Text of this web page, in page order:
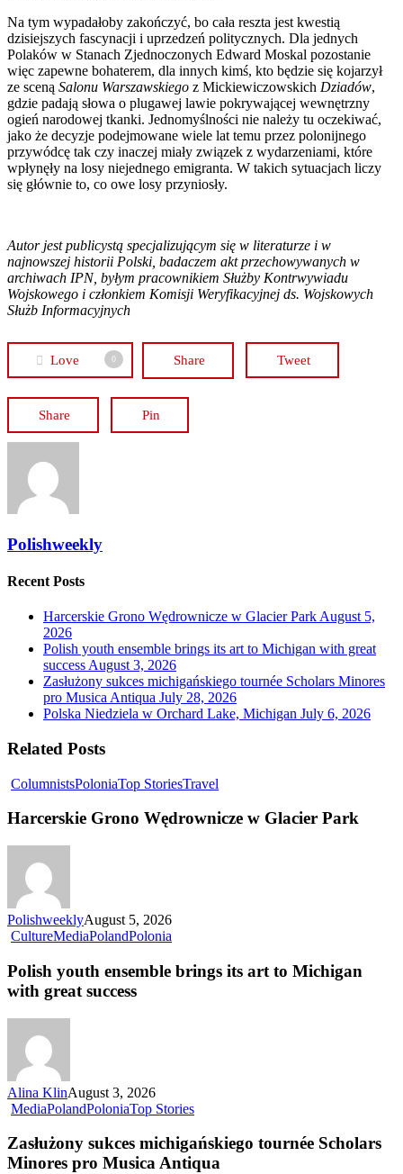
Na tym wypadałoby zakończyć, bo cała reszta jest kwestią
dzisiejszych fascynacji i uprzedzeń politycznych. Dla jednych
Polaków w Stanach Zjednoczonych Edward Moskal pozostanie
więc zapewne bohaterem, dla innych kimś, kto będzie się kojarzył
ze sceną Salonu Warszawskiego z Mickiewiczowskich Dziadów,
gdzie padają słowa o plugawej lawie pokrywającej wewnętrzny
ogień narodowej tkanki. Jednomyślności nie należy tu oczekiwać,
jako że decyzje podejmowane wiele lat temu przez polonijnego
przywódcę tak czy inaczej miały związek z wydarzeniami, które
wpłynęły na losy niejednego emigranta. W takich sytuacjach liczy
się głównie to, co owe losy przyniosły.
Autor jest publicystą specjalizującym się w literaturze i w
najnowszej historii Polski, badaczem akt przechowywanych w
archiwach IPN, byłym pracownikiem Służby Kontrwywiadu
Wojskowego i członkiem Komisji Weryfikacyjnej ds. Wojskowych
Służb Informacyjnych
Love 0 Share Tweet
Share Pin
Polishweekly
Recent Posts
Harcerskie Grono Wędrownicze w Glacier Park August 5,
2026
Polish youth ensemble brings its art to Michigan with great
success August 3, 2026
Zasłużony sukces michigańskiego tournée Scholars Minores
pro Musica Antiqua July 28, 2026
Polska Niedziela w Orchard Lake, Michigan July 6, 2026
Related Posts
ColumnistsPoloniaTop StoriesTravel
Harcerskie Grono Wędrownicze w Glacier Park
PolishweeklyAugust 5, 2026
CultureMediaPolandPolonia
Polish youth ensemble brings its art to Michigan
with great success
Alina KlinAugust 3, 2026
MediaPolandPoloniaTop Stories
Zasłużony sukces michigańskiego tournée Scholars
Minores pro Musica Antiqua